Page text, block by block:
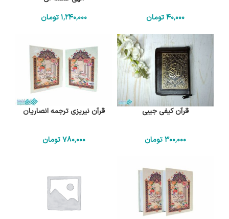
40٬000تومان
1٬240٬000 تومان
قرآن کیفی جیبی
300٬000تومان
قرآن نیریزی ترجمه انصاریان
780٬000 تومان